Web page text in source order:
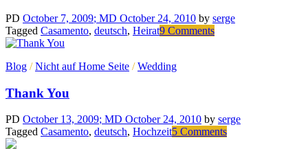
PD October 7, 2009; MD October 24, 2010 by serge
Tagged Casamento, deutsch, Heirat9 Commentson
Blog /Nicht auf Home Seite /Wedding
Thank You
PD October 13, 2009; MD October 24, 2010 by serge
Tagged Casamento, deutsch, Hochzeit5 Commentson